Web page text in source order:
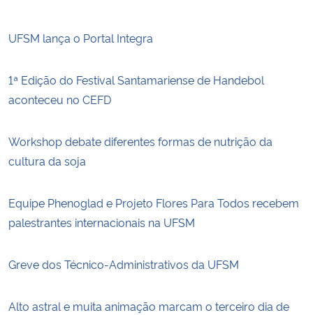
UFSM lança o Portal Integra
1ª Edição do Festival Santamariense de Handebol
aconteceu no CEFD
Workshop debate diferentes formas de nutrição da
cultura da soja
Equipe Phenoglad e Projeto Flores Para Todos recebem
palestrantes internacionais na UFSM
Greve dos Técnico-Administrativos da UFSM
Alto astral e muita animação marcam o terceiro dia de